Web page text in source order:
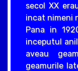
secol XX
incat nimeni
Pana in
inceputul
aveau
geamurile